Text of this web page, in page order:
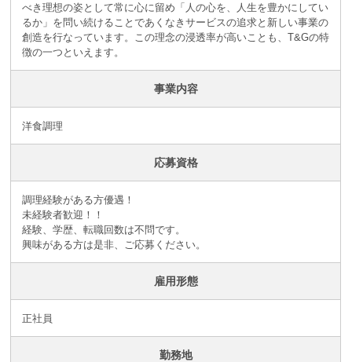
べき理想の姿として常に心に留め「人の心を、人生を豊かにしてい
るか」を問い続けることであくなきサービスの追求と新しい事業の
創造を行なっています。この理念の浸透率が高いことも、T&Gの特
徴の一つといえます。
事業内容
洋食調理
応募資格
調理経験がある方優遇！
未経験者歓迎！！
経験、学歴、転職回数は不問です。
興味がある方は是非、ご応募ください。
雇用形態
正社員
勤務地